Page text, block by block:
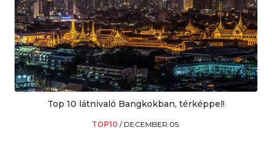
Top 10 látnivaló Bangkokban, térképpel!
TOP10 / DECEMBER 05.